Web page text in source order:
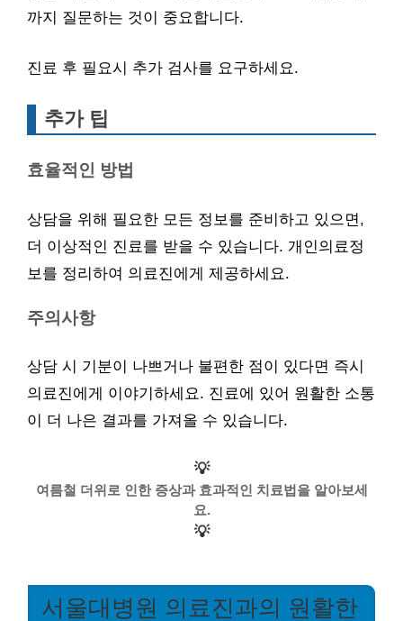
까지 질문하는 것이 중요합니다.
진료 후 필요시 추가 검사를 요구하세요.
추가 팁
효율적인 방법
상담을 위해 필요한 모든 정보를 준비하고 있으면,
더 이상적인 진료를 받을 수 있습니다. 개인의료정
보를 정리하여 의료진에게 제공하세요.
주의사항
상담 시 기분이 나쁘거나 불편한 점이 있다면 즉시
의료진에게 이야기하세요. 진료에 있어 원활한 소통
이 더 나은 결과를 가져올 수 있습니다.
💡
여름철 더위로 인한 증상과 효과적인 치료법을 알아보세
요.
💡
서울대병원 의료진과의 원활한